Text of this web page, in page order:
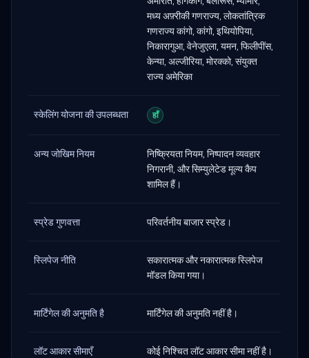
मध्य अफ़्रीकी गणराज्य, लोकतांत्रिक
गणराज्य कांगो, कांगो, इथियोपिया,
निकारागुआ, वेनेजुएला, यमन, फिलीपींस,
केन्या, अल्जीरिया, मोरक्को, संयुक्त
राज्य अमेरिका
स्केलिंग योजना की उपलब्धता हाँ
अन्य जोखिम नियम
निष्क्रियता नियम, निष्पादन व्यवहार
निगरानी, और सिम्युलेटेड मूल्य कैप
शामिल हैं।
स्प्रेड गुणवत्ता परिवर्तनीय बाजार स्प्रेड।
स्लिपेज नीति
सकारात्मक और नकारात्मक स्लिपेज
मॉडल किया गया।
मार्टिंगेल की अनुमति है मार्टिंगेल की अनुमति नहीं है।
लॉट आकार सीमाएँ कोई निश्चित लॉट आकार सीमा नहीं है।